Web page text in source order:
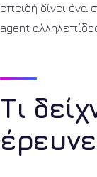
επειδή δίνει
agent
Τι